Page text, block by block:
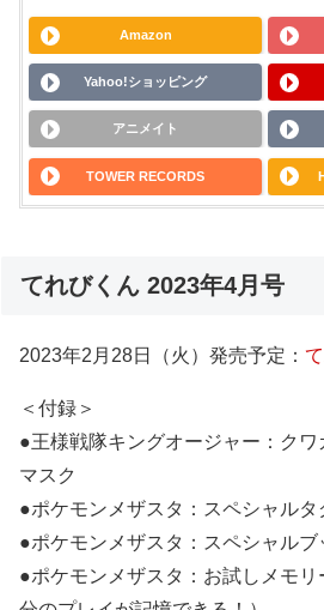
Amazon
Yahoo!ショッピング
アニメイト
TOWER RECORDS
てれびくん 2023年4月号
2023年2月28日（火）発売予定：
＜付録＞
●王様戦隊キングオージャー：ク
マスク
●ポケモンメザスタ：スペシャルタ
●ポケモンメザスタ：スペシャルブ
●ポケモンメザスタ：お試しメモリ